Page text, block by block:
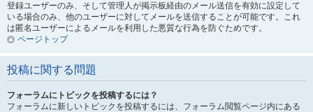
登録ユーザーのみ、そして管理人が掲示板経由のメール送信を有効に設定して
いる場合のみ、他のユーザーに対してメールを送信することが可能です。これ
は匿名ユーザーによるメールを利用した悪質な行為を防ぐためです。
ページトップ
投稿に関する問題
フォーラムにトピックを投稿するには？
フォーラムに新しいトピックを投稿するには、フォーラム閲覧ページ内にある